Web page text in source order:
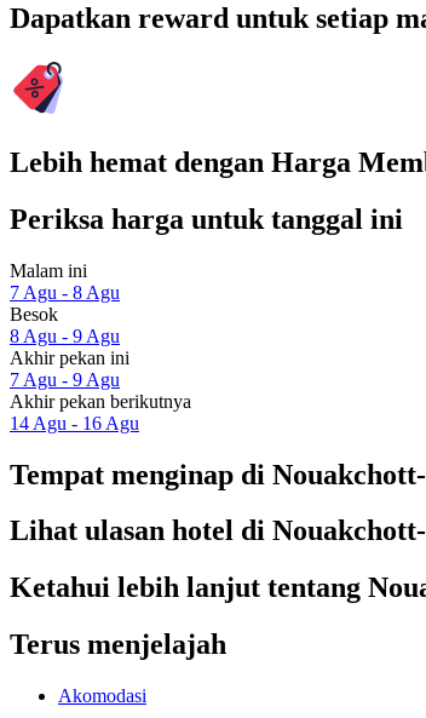
Dapatkan reward untuk setiap
Lebih hemat dengan Harga
Periksa harga untuk tanggal ini
Malam ini
7 Agu - 8 Agu
Besok
8 Agu - 9 Agu
Akhir pekan ini
7 Agu - 9 Agu
Akhir pekan berikutnya
14 Agu - 16 Agu
Tempat menginap di
Lihat ulasan hotel di
Ketahui lebih lanjut tentang
Terus menjelajah
Akomodasi